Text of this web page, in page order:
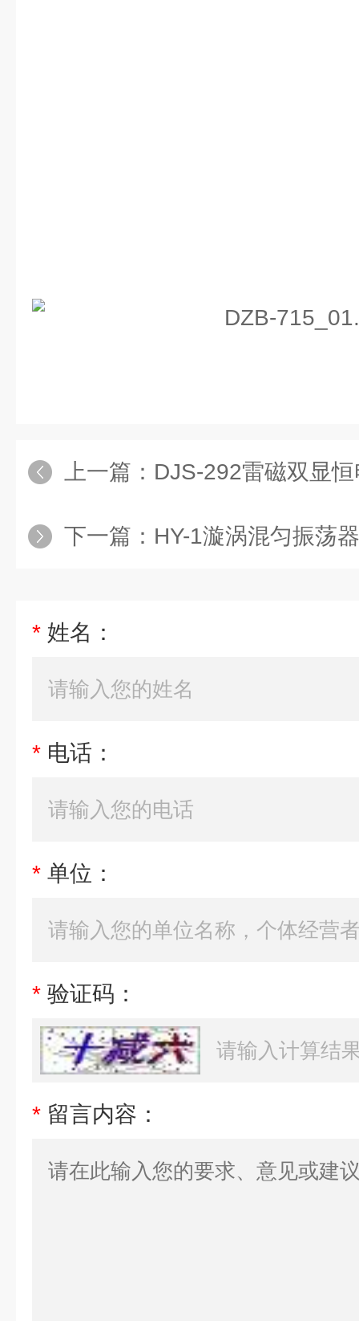
上一篇： DJS-292雷磁双显
下一篇： HY-1漩涡混匀振荡器
* 姓名：
* 电话：
* 单位：
* 验证码：
* 留言内容：